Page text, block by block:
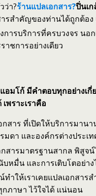
ว่า?ร้านแปลเอกสาร?ปิ่นเก
ารสำคัญของท่านได้ถูกต้อ
ารบริการที่ครบวงจร นอ
าชการอย่างเดียว
อมโก้ มีคำตอบทุกอย่างเกี่
พราะเราคือ
สาร ที่เปิดให้บริการมาน
มดา และองค์กรต่างประเ
กสารมาตรฐานสากล พิสูจ
หมื่น และการเติบโตอย่าง
ำให้เราเคยแปลเอกสาร
ภาษา ไว้ใจได้ แน่นอน